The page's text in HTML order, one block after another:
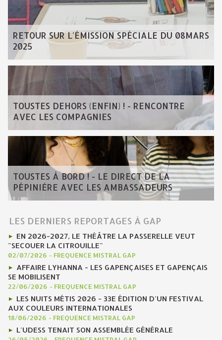
RETOUR SUR L'ÉMISSION SPÉCIALE DU 08MARS
2025
TOUSTES DEHORS (ENFIN) ! - RENCONTRE
AVEC LES COMPAGNIES
TOUSTES À BORD ! - LE DIRECT DE LA
PÉPINIÈRE AVEC LES AMBASSADEURS
LES DERNIERS REPORTAGES À GAP
EN 2026-2027, LE THÉÂTRE LA PASSERELLE VEUT
"SECOUER LA CITROUILLE"
02/07/2026 - FREQUENCE MISTRAL GAP
AFFAIRE LYHANNA - LES GAPENÇAISES ET GAPENÇAIS
SE MOBILISENT
22/06/2026 - FREQUENCE MISTRAL GAP
LES NUITS MÉTIS 2026 - 33E ÉDITION D'UN FESTIVAL
AUX COULEURS INTERNATIONALES
18/06/2026 - FREQUENCE MISTRAL GAP
L'UDESS TENAIT SON ASSEMBLÉE GÉNÉRALE